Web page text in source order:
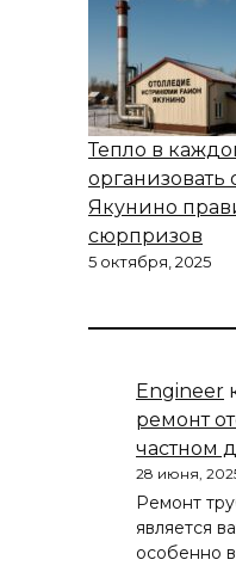
Тепло в
организовать
Якунино
сюрпризов
5 октября, 2025
Engineer
ремонт
частном
28 июня,
Ремонт
является
особенно